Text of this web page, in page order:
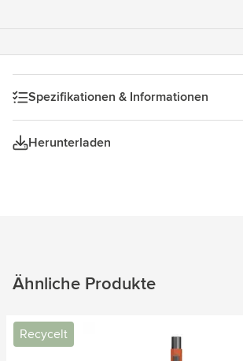
Spezifikationen & Informationen
Herunterladen
Ähnliche Produkte
Recycelt